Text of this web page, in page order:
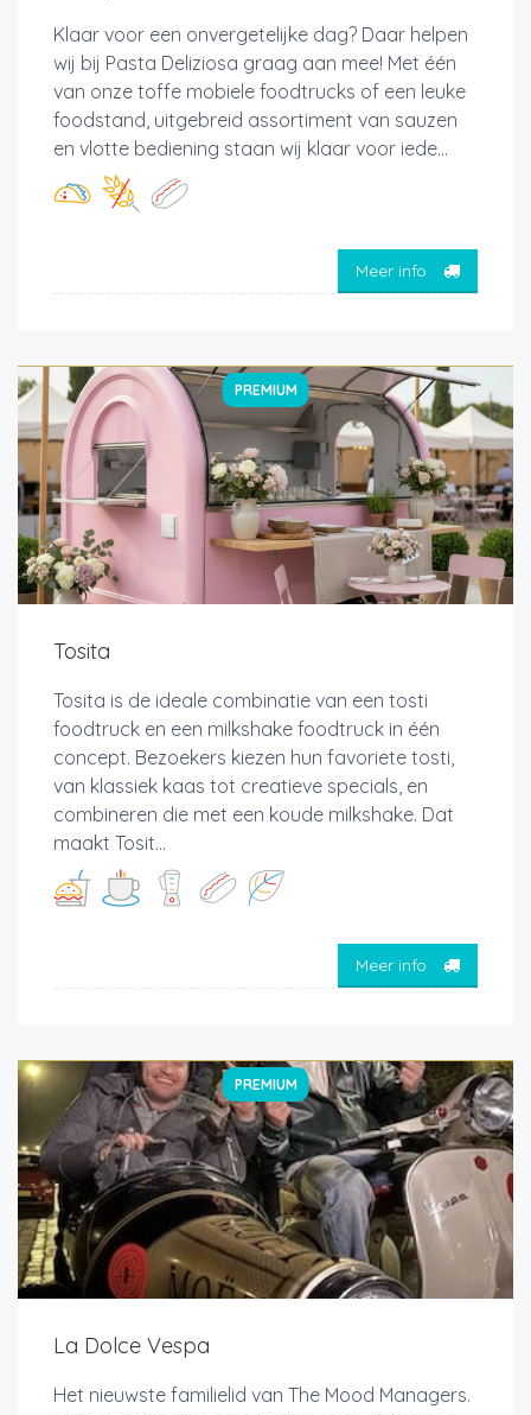
Klaar voor een onvergetelijke dag? Daar helpen
wij bij Pasta Deliziosa graag aan mee! Met één
van onze toffe mobiele foodtrucks of een leuke
foodstand, uitgebreid assortiment van sauzen
en vlotte bediening staan wij klaar voor iede...
Meer info
PREMIUM
Tosita
Tosita is de ideale combinatie van een tosti
foodtruck en een milkshake foodtruck in één
concept. Bezoekers kiezen hun favoriete tosti,
van klassiek kaas tot creatieve specials, en
combineren die met een koude milkshake. Dat
maakt Tosit...
Meer info
PREMIUM
La Dolce Vespa
Het nieuwste familielid van The Mood Managers.